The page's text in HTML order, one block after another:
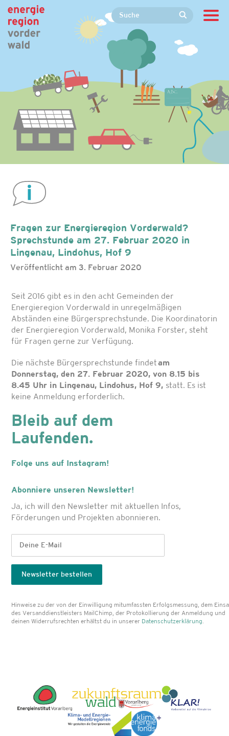
Fragen zur Energieregion Vorderwald?
Sprechstunde am 27. Februar 2020 in
Lingenau, Lindohus, Hof 9
Veröffentlicht am 3. Februar 2020
Seit 2016 gibt es in den acht Gemeinden der
Energieregion Vorderwald in unregelmäßigen
Abständen eine Bürgersprechstunde. Die Koordinatorin
der Energieregion Vorderwald, Monika Forster, steht
für Fragen gerne zur Verfügung.
Die nächste Bürgersprechstunde findetam
Donnerstag, den 27. Februar 2020, von 8.15 bis
8.45 Uhr in Lingenau, Lindohus, Hof 9, statt. Es ist
keine Anmeldung erforderlich.
Bleib auf dem
Laufenden.
Folge uns auf Instagram!
Abonniere unseren Newsletter!
Ja, ich will den Newsletter mit aktuellen Infos,
Förderungen und Projekten abonnieren.
Hinweise zu der von der Einwilligung mitumfassten Erfolgs­messung, dem
des Versanddienst­leisters MailChimp, der Protokollierung der Anmeldung und
deinen Widerrufsrechten erhältst du in unserer Datenschutzerklärung.